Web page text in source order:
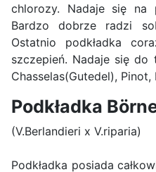
chlorozy. Nadaje się na
Bardzo dobrze radzi
Ostatnio podkładka
szczepień. Nadaje się do
Chasselas(Gutedel), Pinot,
Podkładka
(V.Berlandieri x V.riparia)
Podkładka posiada